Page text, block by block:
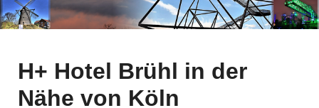
H+ Hotel Brühl in der
Nähe von Köln